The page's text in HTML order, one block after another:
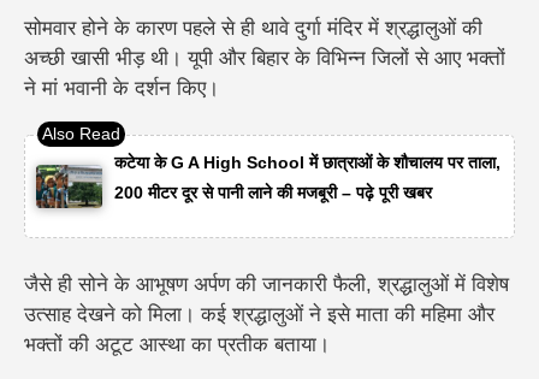
सोमवार होने के कारण पहले से ही थावे दुर्गा मंदिर में श्रद्धालुओं की
अच्छी खासी भीड़ थी। यूपी और बिहार के विभिन्न जिलों से आए भक्तों
ने मां भवानी के दर्शन किए।
कटेया के G A High School में छात्राओं के शौचालय पर ताला,
200 मीटर दूर से पानी लाने की मजबूरी – पढ़े पूरी खबर
जैसे ही सोने के आभूषण अर्पण की जानकारी फैली, श्रद्धालुओं में विशेष
उत्साह देखने को मिला। कई श्रद्धालुओं ने इसे माता की महिमा और
भक्तों की अटूट आस्था का प्रतीक बताया।